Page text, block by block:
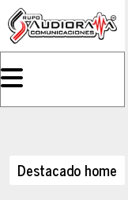
Destacado home